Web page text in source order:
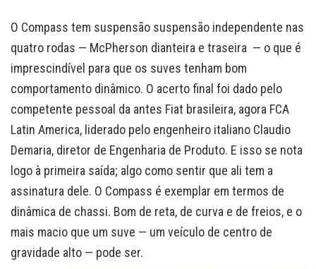
O Compass tem suspensão suspensão independente nas
quatro rodas — McPherson dianteira e traseira — o que é
imprescindível para que os suves tenham bom
comportamento dinâmico. O acerto final foi dado pelo
competente pessoal da antes Fiat brasileira, agora FCA
Latin America, liderado pelo engenheiro italiano Claudio
Demaria, diretor de Engenharia de Produto. E isso se nota
logo à primeira saída; algo como sentir que ali tem a
assinatura dele. O Compass é exemplar em termos de
dinâmica de chassi. Bom de reta, de curva e de freios, e o
mais macio que um suve — um veículo de centro de
gravidade alto — pode ser.